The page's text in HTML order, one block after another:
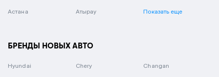
Астана Атырау Показать еще
БРЕНДЫ НОВЫХ АВТО
Hyundai Chery Changan